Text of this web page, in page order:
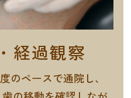
経過観察
のペースで通院し、